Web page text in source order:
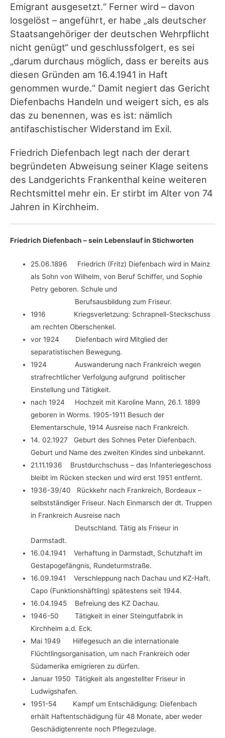
Emigrant ausgesetzt.“ Ferner wird – davon
losgelöst – angeführt, er habe „als deutscher
Staatsangehöriger der deutschen Wehrpflicht
nicht genügt“ und geschlussfolgert, es sei
„darum durchaus möglich, dass er bereits aus
diesen Gründen am 16.4.1941 in Haft
genommen wurde.“ Damit negiert das Gericht
Diefenbachs Handeln und weigert sich, es als
das zu benennen, was es ist: nämlich
antifaschistischer Widerstand im Exil.
Friedrich Diefenbach legt nach der derart
begründeten Abweisung seiner Klage seitens
des Landgerichts Frankenthal keine weiteren
Rechtsmittel mehr ein. Er stirbt im Alter von 74
Jahren in Kirchheim.
Friedrich Diefenbach – sein Lebenslauf in Stichworten
25.06.1896 Friedrich (Fritz) Diefenbach wird in Mainz
als Sohn von Wilhelm, von Beruf Schiffer, und Sophie
Petry geboren. Schule und
Berufsausbildung zum Friseur.
1916 Kriegsverletzung: Schrapnell-Steckschuss
am rechten Oberschenkel.
vor 1924 Diefenbach wird Mitglied der
separatistischen Bewegung.
1924 Auswanderung nach Frankreich wegen
strafrechtlicher Verfolgung aufgrund politischer
Einstellung und Tätigkeit.
nach 1924 Hochzeit mit Karoline Mann, 26.1. 1899
geboren in Worms. 1905-1911 Besuch der
Elementarschule, 1914 Ausreise nach Frankreich.
14. 02.1927 Geburt des Sohnes Peter Diefenbach.
Geburt und Name des zweiten Kindes sind unbekannt.
21.11.1936 Brustdurchschuss – das Infanteriegeschoss
bleibt im Rücken stecken und wird erst 1951 entfernt.
1936-39/40 Rückkehr nach Frankreich, Bordeaux –
selbstständiger Friseur. Nach Einmarsch der dt. Truppen
in Frankreich Ausreise nach
Deutschland. Tätig als Friseur in
Darmstadt.
16.04.1941 Verhaftung in Darmstadt, Schutzhaft im
Gestapogefängnis, Rundeturmstraße.
16.09.1941 Verschleppung nach Dachau und KZ-Haft.
Capo (Funktionshäftling) spätestens seit 1944.
16.04.1945 Befreiung des KZ Dachau.
1946-50 Tätigkeit in einer Steingutfabrik in
Kirchheim a.d. Eck.
Mai 1949 Hilfegesuch an die internationale
Flüchtlingsorganisation, um nach Frankreich oder
Südamerika emigrieren zu dürfen.
Januar 1950 Tätigkeit als angestellter Friseur in
Ludwigshafen.
1951-54 Kampf um Entschädigung: Diefenbach
erhält Haftentschädigung für 48 Monate, aber weder
Geschädigtenrente noch Pflegezulage.